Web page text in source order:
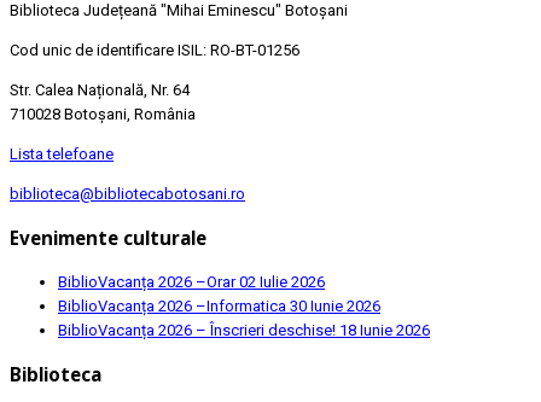
Biblioteca Județeană "Mihai Eminescu" Botoșani
Cod unic de identificare ISIL: RO-BT-01256
Str. Calea Națională, Nr. 64
710028 Botoșani, România
Lista telefoane
biblioteca@bibliotecabotosani.ro
Evenimente culturale
BiblioVacanța 2026 –Orar02 Iulie 2026
BiblioVacanța 2026 –Informatica 30 Iunie 2026
BiblioVacanța 2026 – Înscrieri deschise! 18 Iunie 2026
Biblioteca